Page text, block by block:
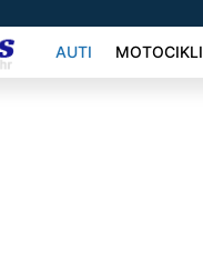
AUTI MOTOCIKLI